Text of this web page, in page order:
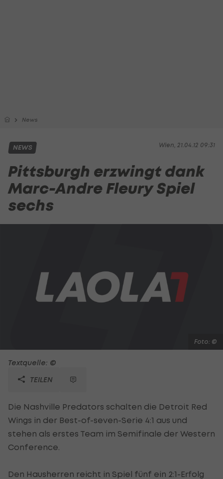
News
Wien, 21.04.12 09:31
NEWS
Pittsburgh erzwingt dank
Marc-Andre Fleury Spiel
sechs
Foto: ©
Textquelle: ©
TEILEN
Die Nashville Predators schalten die Detroit Red
Wings in der Best-of-seven-Serie 4:1 aus und
stehen als erstes Team im Semifinale der Western
Conference.
Den Hausherren reicht in Spiel fünf ein 2:1-Erfolg